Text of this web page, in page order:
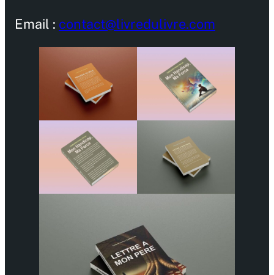
Email : contact@livredulivre.com